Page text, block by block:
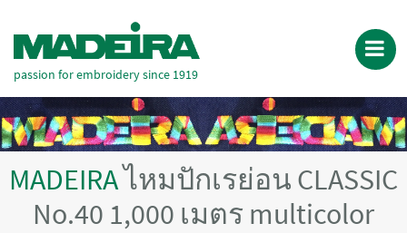
passion for embroidery since 1919
MADEIRAไหมปักเรย่อน CLASSIC
No.40 1,000 เมตร multicolor